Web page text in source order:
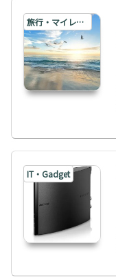
旅行・マイレージ
IT・Gadget